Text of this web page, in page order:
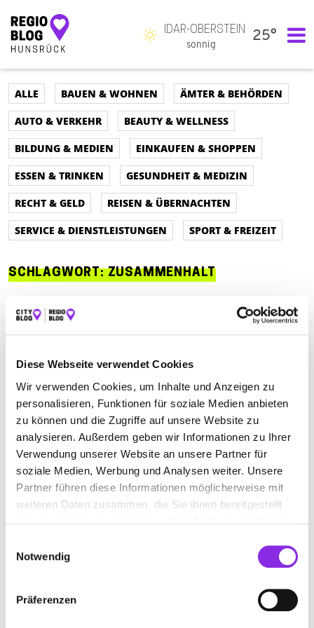
Diese Webseite verwendet Cookies
Wir verwenden Cookies, um Inhalte und Anzeigen zu
personalisieren, Funktionen für soziale Medien anbieten
zu können und die Zugriffe auf unsere Website zu
analysieren. Außerdem geben wir Informationen zu Ihrer
Verwendung unserer Website an unsere Partner für
soziale Medien, Werbung und Analysen weiter. Unsere
Partner führen diese Informationen möglicherweise mit
weiteren Daten zusammen, die Sie ihnen bereitgestellt
Notwendig
Präferenzen
Hauptnavigation
IDAR-OBERSTEIN
sonnig
25°
ALLE BAUEN & WOHNEN
ÄMTER & BEHÖRDEN
AUTO & VERKEHR
BEAUTY & WELLNESS
BILDUNG & MEDIEN
EINKAUFEN & SHOPPEN
ESSEN & TRINKEN
GESUNDHEIT & MEDIZIN
RECHT & GELD
REISEN & ÜBERNACHTEN
SERVICE & DIENSTLEISTUNGEN
SPORT & FREIZEIT
SCHLAGWORT:ZUSAMMENHALT
ALLE AUTO & VERKEHR
ÄMTER & BEHÖRDEN
BAUEN & WOHNEN
BEAUTY & WELLNESS
BILDUNG & MEDIEN
EINKAUFEN & SHOPPEN
ESSEN & TRINKEN
GESUNDHEIT & MEDIZIN
RECHT & GELD
REISEN & ÜBERNACHTEN
SERVICE & DIENSTLEISTUNGEN
SPORT & FREIZEIT